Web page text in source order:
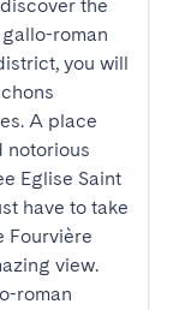
the
roman
you will
A place
notorious
Eglise Saint
have to take
Fourvière
view.
roman